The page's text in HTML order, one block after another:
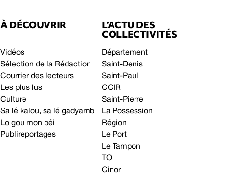
À DÉCOUVRIR
Vidéos
Sélection de la Rédaction
Courrier des lecteurs
Les plus lus
Culture
Sa lé kalou, sa lé gadyamb
Lo gou mon péi
Publireportages
L’ACTU DES
COLLECTIVITÉS
Département
Saint-Denis
Saint-Paul
CCIR
Saint-Pierre
La Possession
Région
Le Port
Le Tampon
TO
Cinor